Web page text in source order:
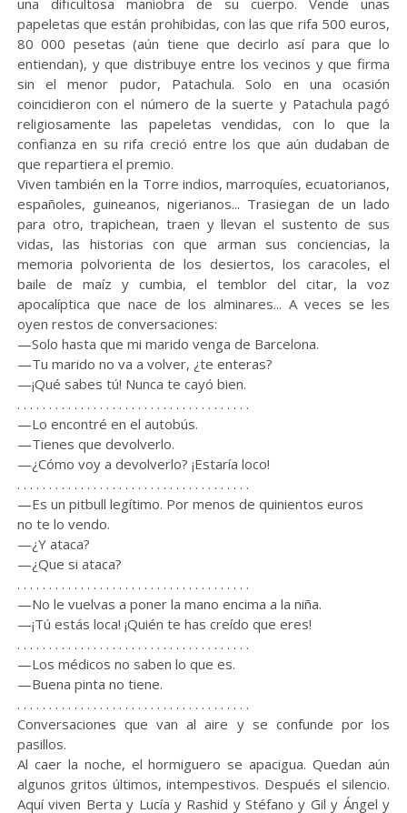
una dificultosa maniobra de su cuerpo. Vende unas
papeletas que están prohibidas, con las que rifa 500 euros,
80 000 pesetas (aún tiene que decirlo así para que lo
entiendan), y que distribuye entre los vecinos y que firma
sin el menor pudor, Patachula. Solo en una ocasión
coincidieron con el número de la suerte y Patachula pagó
religiosamente las papeletas vendidas, con lo que la
confianza en su rifa creció entre los que aún dudaban de
que repartiera el premio.
Viven también en la Torre indios, marroquíes, ecuatorianos,
españoles, guineanos, nigerianos... Trasiegan de un lado
para otro, trapichean, traen y llevan el sustento de sus
vidas, las historias con que arman sus conciencias, la
memoria polvorienta de los desiertos, los caracoles, el
baile de maíz y cumbia, el temblor del citar, la voz
apocalíptica que nace de los alminares... A veces se les
oyen restos de conversaciones:
—Solo hasta que mi marido venga de Barcelona.
—Tu marido no va a volver, ¿te enteras?
—¡Qué sabes tú! Nunca te cayó bien.
. . . . . . . . . . . . . . . . . . . . . . . . . . . . . . . . . . . . .
—Lo encontré en el autobús.
—Tienes que devolverlo.
—¿Cómo voy a devolverlo? ¡Estaría loco!
. . . . . . . . . . . . . . . . . . . . . . . . . . . . . . . . . . . . .
—Es un pitbull legítimo. Por menos de quinientos euros
no te lo vendo.
—¿Y ataca?
—¿Que si ataca?
. . . . . . . . . . . . . . . . . . . . . . . . . . . . . . . . . . . . .
—No le vuelvas a poner la mano encima a la niña.
—¡Tú estás loca! ¡Quién te has creído que eres!
. . . . . . . . . . . . . . . . . . . . . . . . . . . . . . . . . . . . .
—Los médicos no saben lo que es.
—Buena pinta no tiene.
. . . . . . . . . . . . . . . . . . . . . . . . . . . . . . . . . . . . .
Conversaciones que van al aire y se confunde por los
pasillos.
Al caer la noche, el hormiguero se apacigua. Quedan aún
algunos gritos últimos, intempestivos. Después el silencio.
Aquí viven Berta y Lucía y Rashid y Stéfano y Gil y Ángel y